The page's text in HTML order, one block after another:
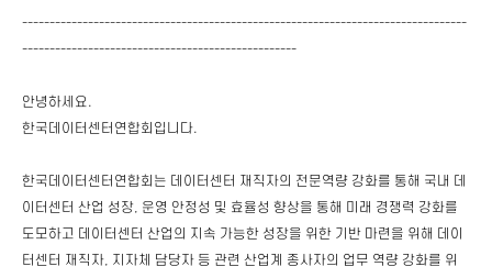
---------------------------------------------------------------------------------
--------------------------------------------------
안녕하세요.
한국데이터센터연합회입니다.
한국데이터센터연합회는 데이터센터 재직자의 전문역량 강화를 통해 국내 데
이터센터 산업 성장, 운영 안정성 및 효율성 향상을 통해 미래 경쟁력 강화를
도모하고 데이터센터 산업의 지속 가능한 성장을 위한 기반 마련을 위해 데이
터센터 재직자, 지자체 담당자 등 관련 산업계 종사자의 업무 역량 강화를 위